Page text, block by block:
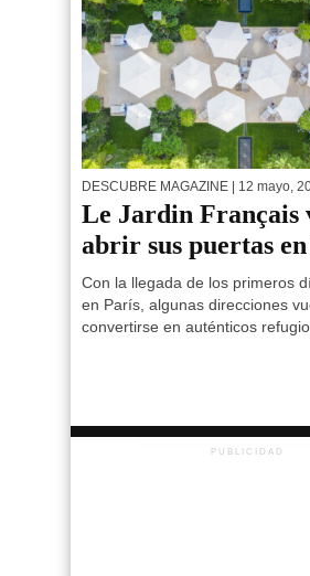
DESCUBRE MAGAZINE | 12 mayo,
Le Jardin Français
abrir sus puertas
Con la llegada de los primeros
en París, algunas direcciones
convertirse en auténticos
PUBLICIDAD